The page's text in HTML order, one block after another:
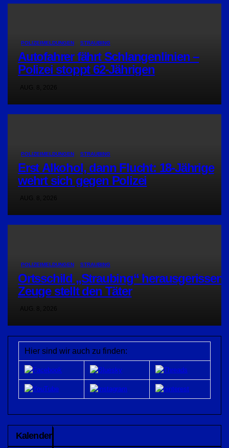
POLIZEIMELDUNGEN STRAUBING
Autofahrer fährt Schlangenlinien –
Polizei stoppt 62-Jährigen
POLIZEIMELDUNGEN STRAUBING
Erst Alkohol, dann Flucht: 18-Jährige
wehrt sich gegen Polizei
POLIZEIMELDUNGEN STRAUBING
Ortsschild „Straubing“ herausgerissen:
Zeuge stellt den Täter
Hier sind wir auch zu finden:
Kalender